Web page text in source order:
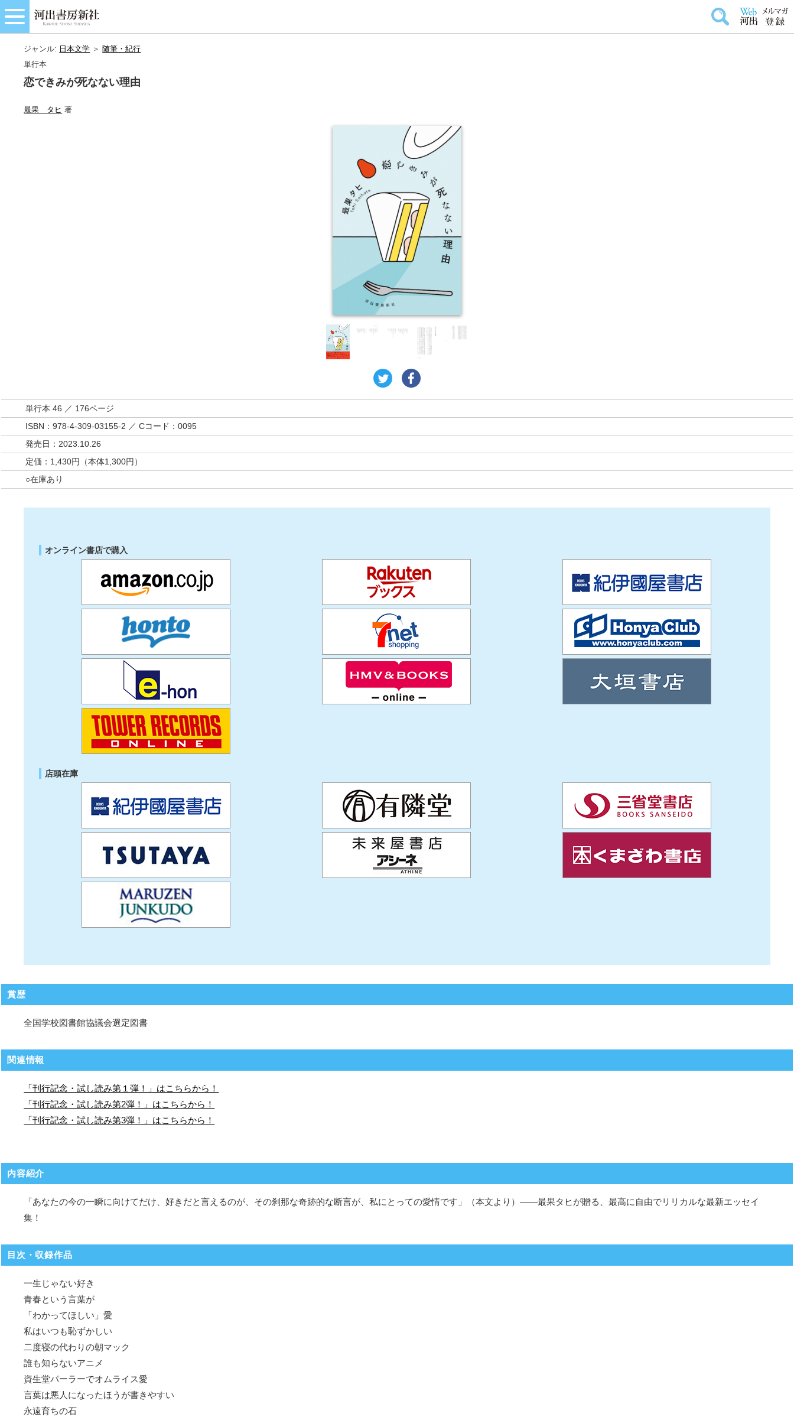
ジャンル: 日本文学 ＞ 随筆・紀行
単行本
恋できみが死なない理由
最果 タヒ 著
単行本 46 ／ 176ページ
ISBN：978-4-309-03155-2 ／ Cコード：0095
発売日：2023.10.26
定価：1,430円（本体1,300円）
○在庫あり
オンライン書店で購入
店頭在庫
賞歴
全国学校図書館協議会選定図書
関連情報
「刊行記念・試し読み第１弾！」はこちらから！
「刊行記念・試し読み第2弾！」はこちらから！
「刊行記念・試し読み第3弾！」はこちらから！
内容紹介
「あなたの今の一瞬に向けてだけ、好きだと言えるのが、その刹那な奇跡的な断言が、私にとっての愛情です」（本文より）――最果タヒが贈る、最高に自由でリリカルな最新エッセイ
集！
目次・収録作品
一生じゃない好き
青春という言葉が
「わかってほしい」愛
私はいつも恥ずかしい
二度寝の代わりの朝マック
誰も知らないアニメ
資生堂パーラーでオムライス愛
言葉は悪人になったほうが書きやすい
永遠育ちの石